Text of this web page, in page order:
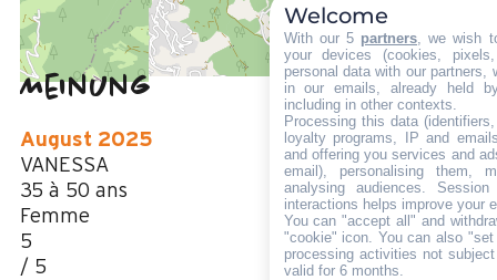
Meinung
4,8
/ 5
(10 Meinung
August 2025
VANESSA
35 à 50 ans
Femme
5
/ 5
Welcome
With our 5 partners , we wish
your devices (cookies,
personal data with our partners,
in our emails, already held
including in other contexts.
Processing this data
loyalty programs, IP and
and offering you services and
email), personalising them,
analysing audiences.
interactions helps improve your
You can "accept all" and
"cookie" icon . You can also
processing activities not
valid for 6 months.